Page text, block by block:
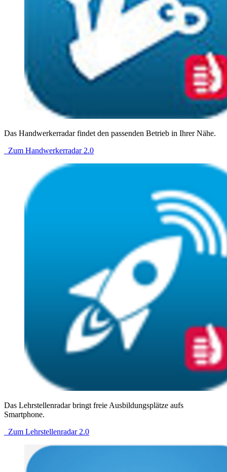
Das Handwerkerradar findet den passenden Betrieb in Ihrer Nähe.
Zum Handwerkerradar 2.0
Das Lehrstellenradar bringt freie Ausbildungsplätze aufs
Smartphone.
Zum Lehrstellenradar 2.0